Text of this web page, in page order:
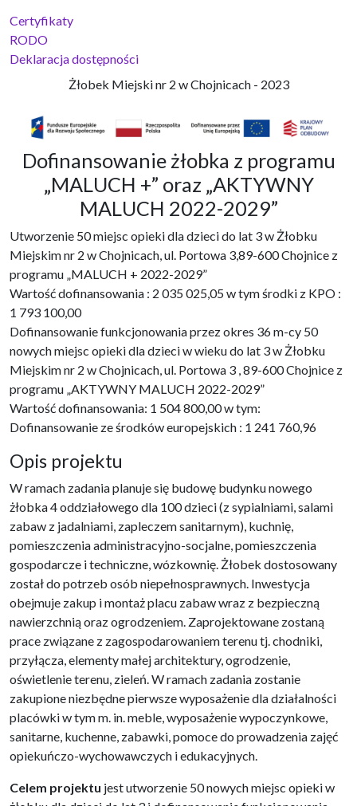
Certyfikaty
RODO
Deklaracja dostępności
Żłobek Miejski nr 2 w Chojnicach - 2023
Dofinansowanie żłobka z programu
„MALUCH +” oraz „AKTYWNY
MALUCH 2022-2029”
Utworzenie 50 miejsc opieki dla dzieci do lat 3 w Żłobku
Miejskim nr 2 w Chojnicach, ul. Portowa 3,89-600 Chojnice z
programu „MALUCH + 2022-2029”
Wartość dofinansowania : 2 035 025,05 w tym środki z KPO :
1 793 100,00
Dofinansowanie funkcjonowania przez okres 36 m-cy 50
nowych miejsc opieki dla dzieci w wieku do lat 3 w Żłobku
Miejskim nr 2 w Chojnicach, ul. Portowa 3 , 89-600 Chojnice z
programu „AKTYWNY MALUCH 2022-2029”
Wartość dofinansowania: 1 504 800,00 w tym:
Dofinansowanie ze środków europejskich : 1 241 760,96
Opis projektu
W ramach zadania planuje się budowę budynku nowego
żłobka 4 oddziałowego dla 100 dzieci (z sypialniami, salami
zabaw z jadalniami, zapleczem sanitarnym), kuchnię,
pomieszczenia administracyjno-socjalne, pomieszczenia
gospodarcze i techniczne, wózkownię. Żłobek dostosowany
został do potrzeb osób niepełnosprawnych. Inwestycja
obejmuje zakup i montaż placu zabaw wraz z bezpieczną
nawierzchnią oraz ogrodzeniem. Zaprojektowane zostaną
prace związane z zagospodarowaniem terenu tj. chodniki,
przyłącza, elementy małej architektury, ogrodzenie,
oświetlenie terenu, zieleń. W ramach zadania zostanie
zakupione niezbędne pierwsze wyposażenie dla działalności
placówki w tym m. in. meble, wyposażenie wypoczynkowe,
sanitarne, kuchenne, zabawki, pomoce do prowadzenia zajęć
opiekuńczo-wychowawczych i edukacyjnych.
Celem projektu jest utworzenie 50 nowych miejsc opieki w